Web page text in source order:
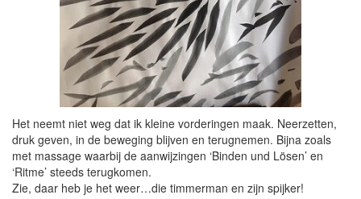
Het neemt niet weg dat ik kleine vorderingen maak. Neerzetten,
druk geven, in de beweging blijven en terugnemen. Bijna zoals
met massage waarbij de aanwijzingen ‘Binden und Lösen’ en
‘Ritme’ steeds terugkomen.
Zie, daar heb je het weer…die timmerman en zijn spijker!